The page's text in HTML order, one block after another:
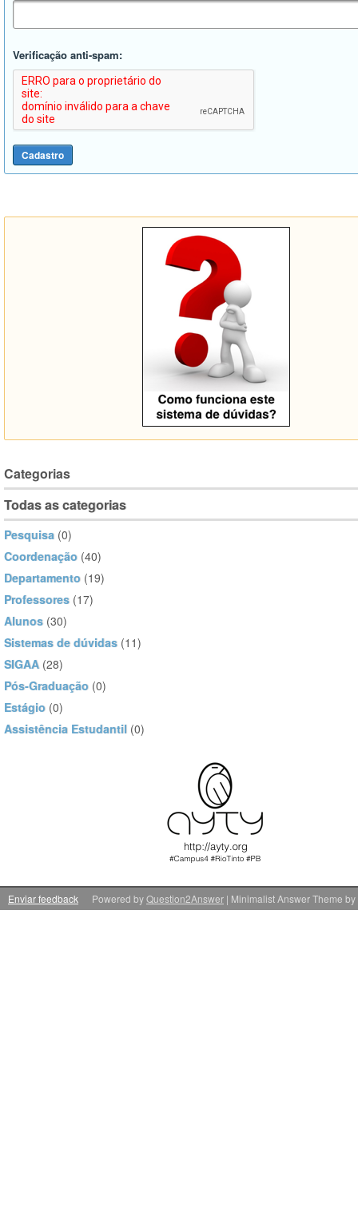
Verificação anti-spam:
Categorias
Todas as categorias
Pesquisa (0)
Coordenação (40)
Departamento (19)
Professores (17)
Alunos (30)
Sistemas de dúvidas (11)
SIGAA (28)
Pós-Graduação (0)
Estágio (0)
Assistência Estudantil (0)
Enviar feedback | Minimalist Answer Theme by
Powered byQuestion2Answer